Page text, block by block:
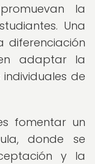
la
Una
diferenciación
adaptar la
de
fomentar un
donde se
y la